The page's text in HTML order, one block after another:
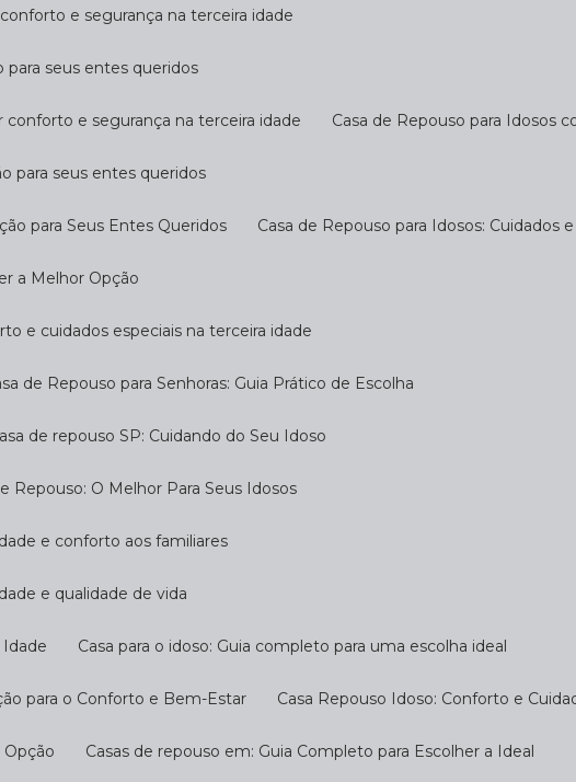
e segurança na terceira idade
para seus entes queridos
conforto e segurança na terceira idade Casa de Repouso para Idosos
para seus entes queridos
para Seus Entes Queridos Casa de Repouso para Idosos: Cuidados
a Melhor Opção
e cuidados especiais na terceira idade
de Repouso para Senhoras: Guia Prático de Escolha
Casa de repouso SP: Cuidando do Seu Idoso
Repouso: O Melhor Para Seus Idosos
e conforto aos familiares
e qualidade de vida
Idade Casa para o idoso: Guia completo para uma escolha ideal
para o Conforto e Bem-Estar Casa Repouso Idoso: Conforto e
Opção Casas de repouso em: Guia Completo para Escolher a Ideal